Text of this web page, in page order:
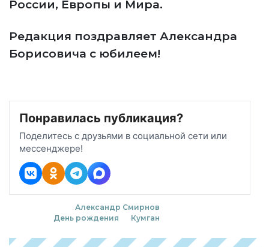
России, Европы и Мира.
Редакция поздравляет Александра
Борисовича с юбилеем!
Понравилась публикация?
Поделитесь с друзьями в социальной сети или
мессенджере!
Александр Смирнов
День рождения
Кумган